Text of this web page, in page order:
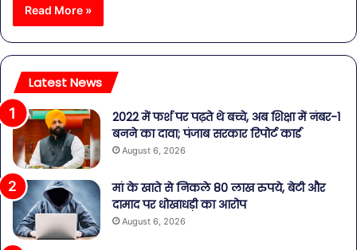
Read More »
Latest News
2022 में फर्श पर पढ़ते थे बच्चे, अब शिक्षा में नंबर-1
बनने का दावा; पंजाब सरकार रिपोर्ट कार्ड
August 6, 2026
मां के खाते से निकले 80 लाख रुपये, बेटी और
दामाद पर धोखाधड़ी का आरोप
August 6, 2026